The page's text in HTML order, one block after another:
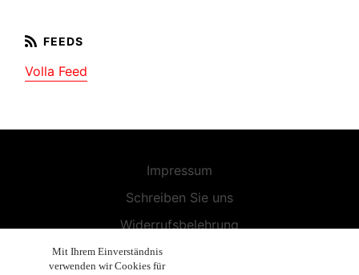
Volla Feed
Impressum
Schreiben Sie uns
Widerrufsbelehrung
Allgemeine Geschäftsbedingungen
Mit Ihrem Einverständnis
verwenden wir Cookies für